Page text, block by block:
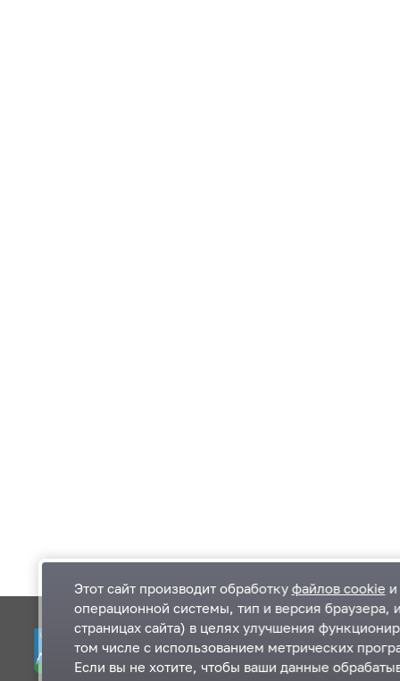
Одинцовский городской округ Московской
области
Этот сайт производит обработку файлов cookie
операционной системы, тип и версия браузера,
страницах сайта) в целях улучшения
том числе с использованием метрических
Если вы не хотите, чтобы ваши данные